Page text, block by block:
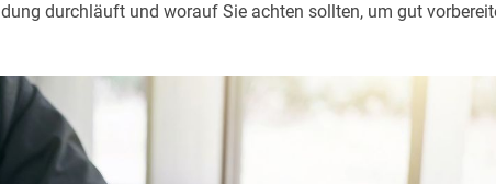
durchläuft und worauf Sie achten sollten, um gut